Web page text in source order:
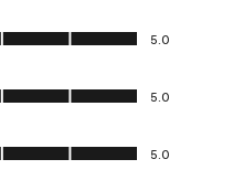
5.0
5.0
5.0